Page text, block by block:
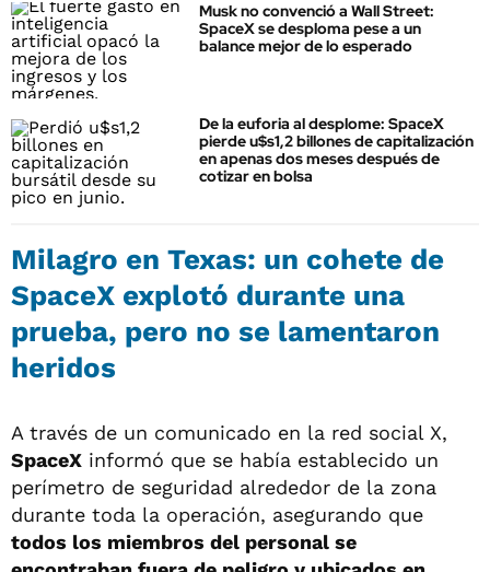
Musk no convenció a Wall Street:
SpaceX se desploma pese a un
balance mejor de lo esperado
De la euforia al desplome: SpaceX
pierde u$s1,2 billones de capitalización
en apenas dos meses después de
cotizar en bolsa
Milagro en Texas: un cohete de
SpaceX explotó durante una
prueba, pero no se lamentaron
heridos
A través de un comunicado en la red social X,
SpaceX informó que se había establecido un
perímetro de seguridad alrededor de la zona
durante toda la operación, asegurando que
todos los miembros del personal se